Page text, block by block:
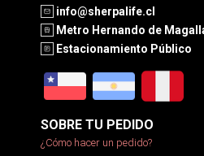
info@sherpalife.cl
Metro Hernando de
Estacionamiento Público
SOBRE TU PEDIDO
¿Cómo hacer un pedido?